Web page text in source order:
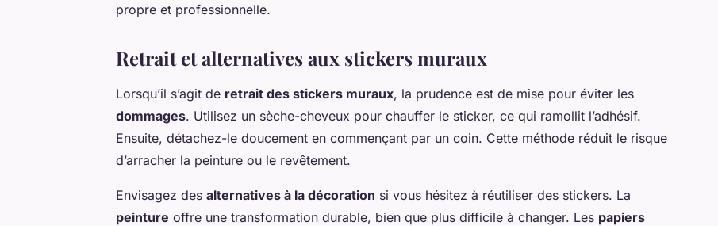
propre et professionnelle.
Retrait et alternatives aux stickers muraux
Lorsqu’il s’agit de retrait des stickers muraux, la prudence est de mise pour éviter les
dommages. Utilisez un sèche-cheveux pour chauffer le sticker, ce qui ramollit l’adhésif.
Ensuite, détachez-le doucement en commençant par un coin. Cette méthode réduit le risque
d’arracher la peinture ou le revêtement.
Envisagez des alternatives à la décoration si vous hésitez à réutiliser des stickers. La
peinture offre une transformation durable, bien que plus difficile à changer. Les papiers